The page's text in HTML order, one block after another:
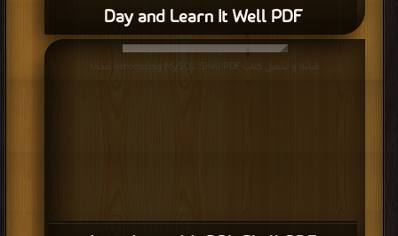
Day and Learn It Well PDF
قراءة و تحميل كتاب Introducing MySQL Shell PDF مجانا